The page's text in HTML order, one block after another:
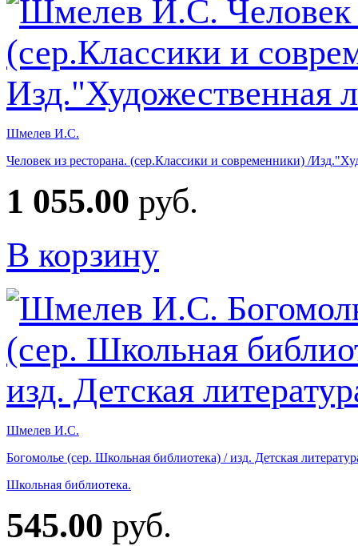
Шмелев И.С.
Человек из ресторана. (сер.Классики и современники) /
1 055.00 руб.
В корзину
Шмелев И.С.
Богомолье (сер. Школьная библиотека) / изд. Детская
Школьная библиотека.
545.00 руб.